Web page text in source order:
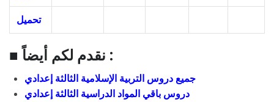
تحميل
■ نقدم لكم أيضاً :
جميع دروس التربية الإسلامية الثالثة إعدادي
دروس باقي المواد الدراسية الثالثة إعدادي